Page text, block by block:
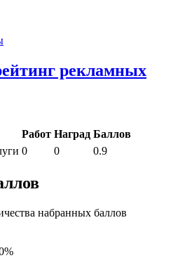
рекламных
Работ Наград Баллов
0 0 0.9
набранных баллов